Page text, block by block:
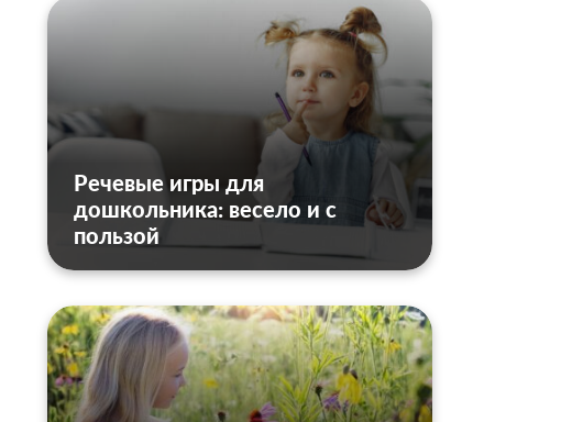
Речевые игры для
дошкольника: весело и с
пользой